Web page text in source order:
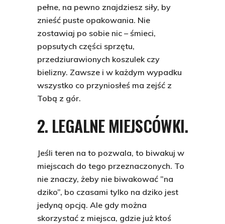
pełne, na pewno znajdziesz siły, by
znieść puste opakowania. Nie
zostawiaj po sobie nic – śmieci,
popsutych części sprzętu,
przedziurawionych koszulek czy
bielizny. Zawsze i w każdym wypadku
wszystko co przyniosłeś ma zejść z
Tobą z gór.
2. LEGALNE MIEJSCÓWKI.
Jeśli teren na to pozwala, to biwakuj w
miejscach do tego przeznaczonych. To
nie znaczy, żeby nie biwakować ”na
dziko”, bo czasami tylko na dziko jest
jedyną opcją. Ale gdy można
skorzystać z miejsca, gdzie już ktoś